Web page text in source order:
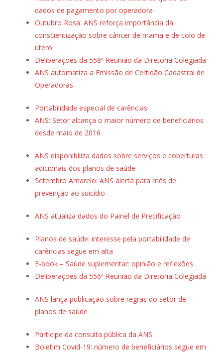
dados de pagamento por operadora
Outubro Rosa: ANS reforça importância da
conscientização sobre câncer de mama e de colo de
útero
Deliberações da 558ª Reunião da Diretoria Colegiada
ANS automatiza a Emissão de Certidão Cadastral de
Operadoras
Portabilidade especial de carências
ANS: Setor alcança o maior número de beneficiários
desde maio de 2016
ANS disponibiliza dados sobre serviços e coberturas
adicionais dos planos de saúde
Setembro Amarelo: ANS alerta para mês de
prevenção ao suicídio
ANS atualiza dados do Painel de Precificação
Planos de saúde: interesse pela portabilidade de
carências segue em alta
E-book – Saúde suplementar: opinião e reflexões
Deliberações da 556ª Reunião da Diretoria Colegiada
ANS lança publicação sobre regras do setor de
planos de saúde
Participe da consulta pública da ANS
Boletim Covid-19: número de beneficiários segue em